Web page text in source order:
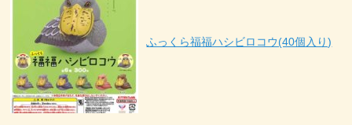
ふっくら福福ハシビロコウ(40個入り)